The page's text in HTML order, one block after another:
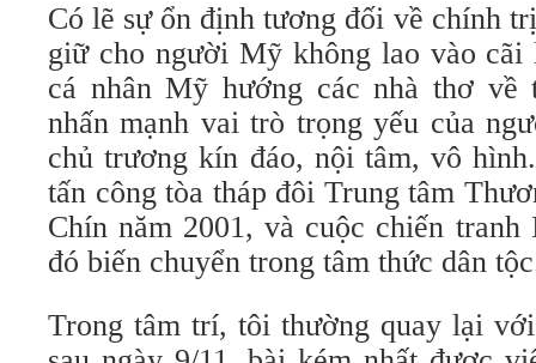
Có lẽ sự ổn định tương đối về chính
giữ cho người Mỹ không lao vào cãi
cá nhân Mỹ hướng các nhà thơ
nhấn mạnh vai trò trọng yếu của
chủ trương kín đáo, nội tâm, vô
tấn công tòa tháp đôi Trung tâm
Chín năm 2001, và cuộc chiến
đó biến chuyển trong tâm thức dân
Trong tâm trí, tôi thường quay lại